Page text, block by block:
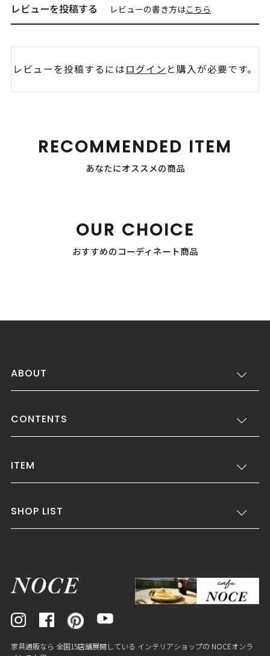
レビューを投稿する レビューの書き方はこちら
レビューを投稿するにはログイン と購入が必要です。
RECOMMENDED ITEM
あなたにオススメの商品
OUR CHOICE
おすすめのコーディネート商品
ABOUT
CONTENTS
ITEM
SHOP LIST
家具通販なら 全国15店舗展開している インテリアショップの NOCEオンラ